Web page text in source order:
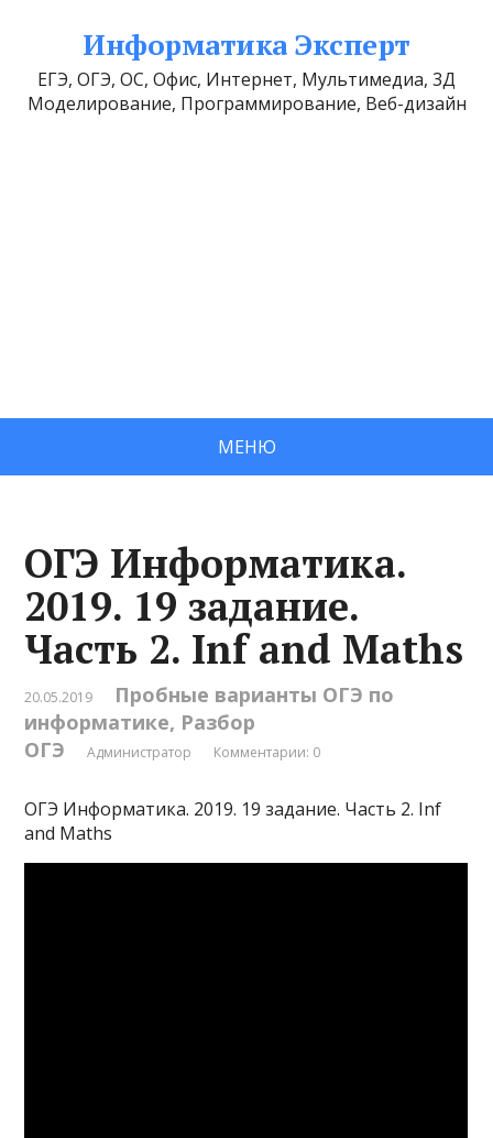
Информатика Эксперт
ЕГЭ, ОГЭ, ОС, Офис, Интернет, Мультимедиа, 3Д
Моделирование, Программирование, Веб-дизайн
МЕНЮ
ОГЭ Информатика.
2019. 19 задание.
Часть 2. Inf and Maths
20.05.2019
Пробные варианты ОГЭ по
информатике, Разбор
ОГЭ
Администратор Комментарии: 0
ОГЭ Информатика. 2019. 19 задание. Часть 2. Inf
and Maths